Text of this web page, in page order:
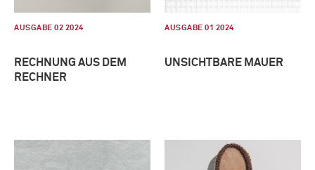
AUSGABE 02 2024
RECHNUNG AUS DEM
RECHNER
AUSGABE 01 2024
UNSICHTBARE MAUER